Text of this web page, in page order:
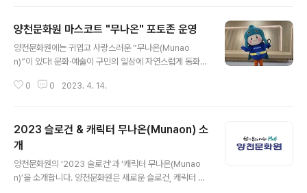
문화대학 강사, 회원에게 구청장 표창과 문화원장 표창을
수여하였습니다. (▲구청장 표창▲ 강연아(한국무용), 임
정심(단전호흡), 이미란(회원)) (▲문화원장 표창▲ 정영
허은숙(회원)) 또한 정기총회에서 2023년 사업실적 및 결
양천문화원 마스코트 "무나온" 포토존 운영
양천문화원에는 귀엽고 사랑스러운 “무나온(Munao
n)”이 있다! 문화·예술이 구민의 일상에 자연스럽게 동화될
구원 무나온(문화+카멜레온, 문화를 켜다(on)) 카멜레온
존이 마련되어 귀엽고 사랑스러운 무나온도 만나고 함께
사진도 찍을 수 있습니다. 아동강좌로 어린이들의 방문이
많았던 어제, 무나온이 나타나 깜짝 포토타임도 갖고 즐거
운 추억을 만들었습니다. 앞으로 무나온과 함께, 구민 여러
분의 삶에 문화·예술을 더하기 위해 활발한 활동을 이어나
0 0 2023. 4. 14.
2023 슬로건 & 캐릭터 무나온(Munaon) 소
개
양천문화원의 ‘2023 슬로건’과 ‘캐릭터 무나온(Munao
n)’을 소개합니다. 양천문화원은 새로운 슬로건, 캐릭터 무